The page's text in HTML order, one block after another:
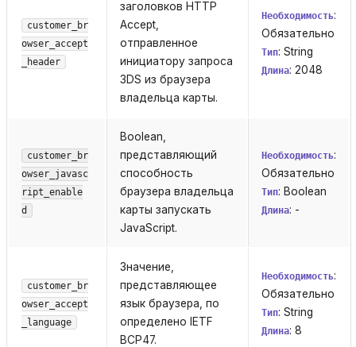
customer_br
owser_accept
_header
заголовков HTTP
Accept,
отправленное
инициатору запроса
3DS из браузера
владельца карты.
Необходимость:
Обязательно
Тип: String
Длина: 2048
customer_br
owser_javasc
ript_enable
d
Boolean,
представляющий
cпособность
браузера владельца
карты запускать
JavaScript.
Необходимость:
Обязательно
Тип: Boolean
Длина: -
customer_br
owser_accept
_language
Значение,
представляющее
язык браузера, по
определено IETF
BCP47.
Необходимость:
Обязательно
Тип: String
Длина: 8